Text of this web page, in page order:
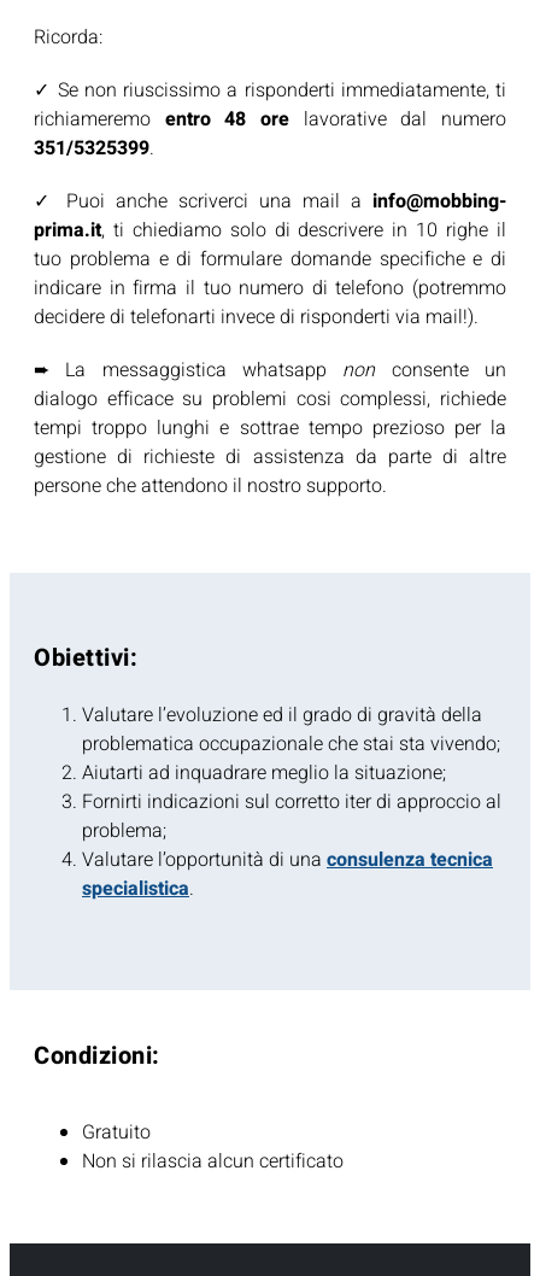
Ricorda:
✓ Se non riuscissimo a risponderti immediatamente, ti
richiameremo entro 48 ore lavorative dal numero
351/5325399.
✓ Puoi anche scriverci una mail a info@mobbing-
prima.it, ti chiediamo solo di descrivere in 10 righe il
tuo problema e di formulare domande specifiche e di
indicare in firma il tuo numero di telefono (potremmo
decidere di telefonarti invece di risponderti via mail!).
➨ La messaggistica whatsapp nonconsente un
dialogo efficace su problemi cosi complessi, richiede
tempi troppo lunghi e sottrae tempo prezioso per la
gestione di richieste di assistenza da parte di altre
persone che attendono il nostro supporto.
Obiettivi:
Valutare l’evoluzione ed il grado di gravità della
problematica occupazionale che stai sta vivendo;
Aiutarti ad inquadrare meglio la situazione;
Fornirti indicazioni sul corretto iter di approccio al
problema;
Valutare l’opportunità di una consulenza tecnica
specialistica.
Condizioni:
Gratuito
Non si rilascia alcun certificato